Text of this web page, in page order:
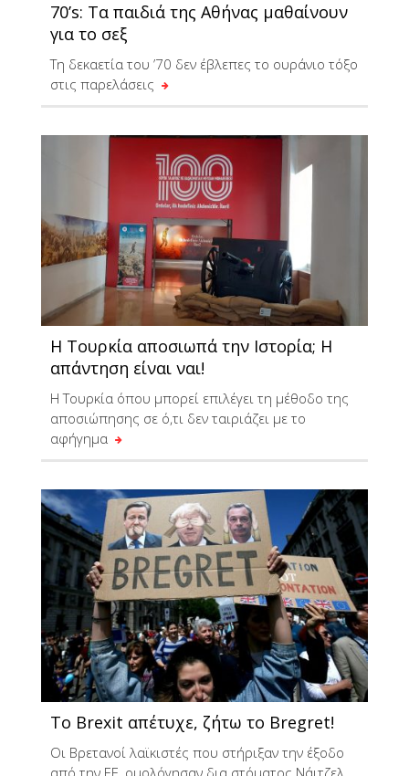
70’s: Τα παιδιά της Αθήνας μαθαίνουν
για το σεξ
Τη δεκαετία του ’70 δεν έβλεπες το ουράνιο τόξο
στις παρελάσεις
Η Τουρκία αποσιωπά την Ιστορία; Η
απάντηση είναι ναι!
Η Τουρκία όπου μπορεί επιλέγει τη μέθοδο της
αποσιώπησης σε ό,τι δεν ταιριάζει με το
αφήγημα
To Brexit απέτυχε, ζήτω το Bregret!
Οι Βρετανοί λαϊκιστές που στήριξαν την έξοδο